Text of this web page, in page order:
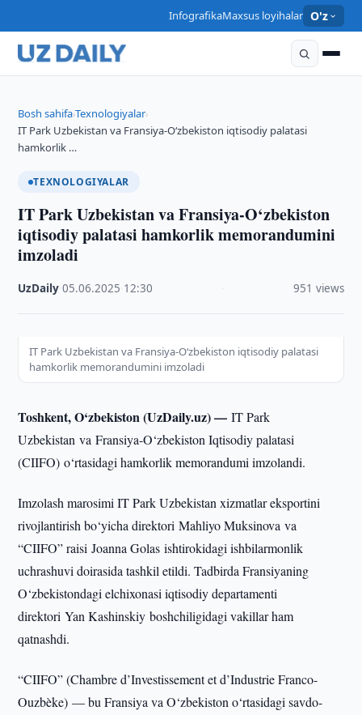
InfografikaMaxsus loyihalar O'z
Bosh sahifa›Texnologiyalar›
IT Park Uzbekistan va Fransiya-O‘zbekiston iqtisodiy palatasi
hamkorlik …
TEXNOLOGIYALAR
IT Park Uzbekistan va Fransiya-O‘zbekiston
iqtisodiy palatasi hamkorlik memorandumini
imzoladi
UzDaily ·05.06.2025 12:30 951 views
IT Park Uzbekistan va Fransiya-O‘zbekiston iqtisodiy palatasi
hamkorlik memorandumini imzoladi
Toshkent, O‘zbekiston (UzDaily.uz) —IT Park
Uzbekistan va Fransiya-O‘zbekiston Iqtisodiy palatasi
(CIIFO) o‘rtasidagi hamkorlik memorandumi imzolandi.
Imzolash marosimi IT Park Uzbekistan xizmatlar eksportini
rivojlantirish bo‘yicha direktori Mahliyo Muksinova va
“CIIFO” raisi Joanna Golas ishtirokidagi ishbilarmonlik
uchrashuvi doirasida tashkil etildi. Tadbirda Fransiyaning
O‘zbekistondagi elchixonasi iqtisodiy departamenti
direktori Yan Kashinskiy boshchiligidagi vakillar ham
qatnashdi.
“CIIFO” (Chambre d’Investissement et d’Industrie Franco-
Ouzbèke) — bu Fransiya va O‘zbekiston o‘rtasidagi savdo-